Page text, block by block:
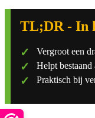
TL;DR - In
Vergroot een
Helpt
Praktisch bij